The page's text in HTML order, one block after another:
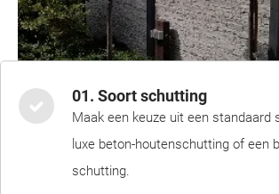
01. Soort schutting
Maak een keuze uit een standaard
luxe beton-houtenschutting of een
schutting.